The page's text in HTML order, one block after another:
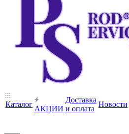
Каталог
АКЦИИ
Доставка
и оплата
Новости